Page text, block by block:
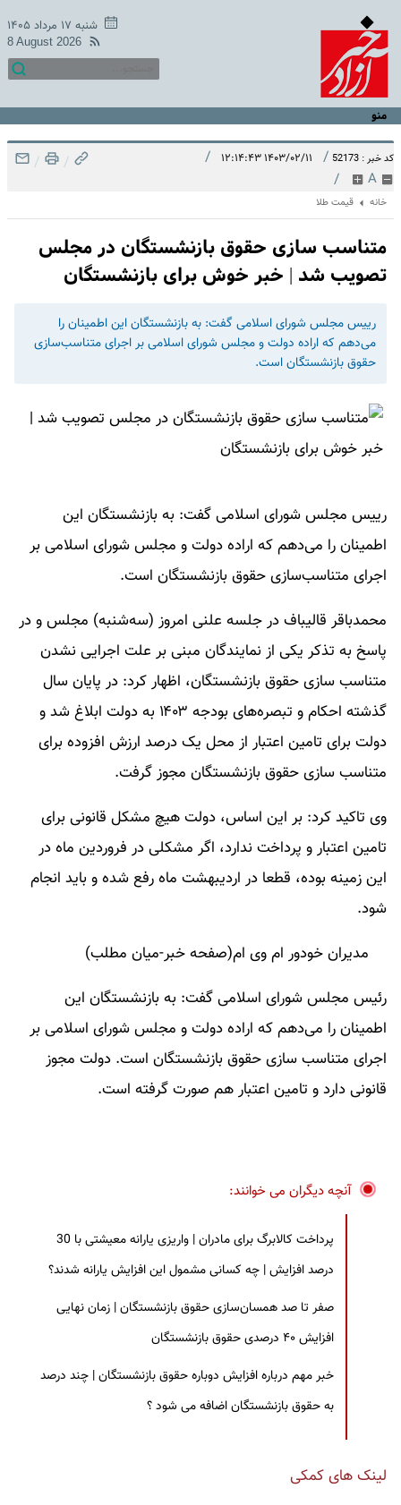
شنبه ۱۷ مرداد ۱۴۰۵
8 August 2026
منو
کد خبر : 52173 / ۱۴۰۳/۰۲/۱۱ ۱۲:۱۴:۴۳ /
A
/
/
/
خانه قیمت طلا
متناسب سازی حقوق بازنشستگان در مجلس
تصویب شد | خبر خوش برای بازنشستگان
رییس مجلس شورای اسلامی گفت: به بازنشستگان این اطمینان را
می‌دهم که اراده دولت و مجلس شورای اسلامی بر اجرای متناسب‌سازی
حقوق بازنشستگان است.
رییس مجلس شورای اسلامی گفت: به بازنشستگان این
اطمینان را می‌دهم که اراده دولت و مجلس شورای اسلامی بر
اجرای متناسب‌سازی حقوق بازنشستگان است.
محمدباقر قالیباف در جلسه علنی امروز (سه‌شنبه) مجلس و در
پاسخ به تذکر یکی از نمایندگان مبنی بر علت اجرایی نشدن
متناسب سازی حقوق بازنشستگان، اظهار کرد: در پایان سال
گذشته احکام و تبصره‌های بودجه ۱۴۰۳ به دولت ابلاغ شد و
دولت برای تامین اعتبار از محل یک درصد ارزش افزوده برای
متناسب سازی حقوق بازنشستگان مجوز گرفت.
وی تاکید کرد: بر این اساس، دولت هیچ مشکل قانونی برای
تامین اعتبار و پرداخت ندارد، اگر مشکلی در فروردین‌ ماه در
این زمینه بوده، قطعا در اردیبهشت‌ ماه رفع شده و باید انجام
شود.
مدیران خودور ام وی ام(صفحه خبر-میان مطلب)
رئیس مجلس شورای اسلامی گفت: به بازنشستگان این
اطمینان را می‌دهم که اراده دولت و مجلس شورای اسلامی بر
اجرای متناسب سازی حقوق بازنشستگان است. دولت مجوز
قانونی دارد و تامین اعتبار هم صورت گرفته است.
آنچه دیگران می خوانند:
پرداخت کالابرگ برای مادران | واریزی یارانه معیشتی با 30
درصد افزایش | چه کسانی مشمول این افزایش یارانه شدند؟
صفر تا صد همسان‌سازی حقوق بازنشستگان | زمان نهایی
افزایش ۴۰ درصدی حقوق بازنشستگان
خبر مهم درباره افزایش دوباره حقوق بازنشستگان | چند درصد
به حقوق بازنشستگان اضافه می شود ؟
لینک های کمکی